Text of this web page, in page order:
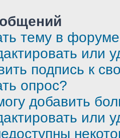
тему в
или
подпись к
опрос?
добавить
или